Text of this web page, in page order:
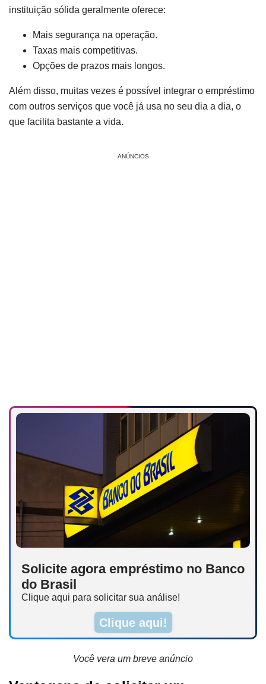
instituição sólida geralmente oferece:
Mais segurança na operação.
Taxas mais competitivas.
Opções de prazos mais longos.
Além disso, muitas vezes é possível integrar o empréstimo
com outros serviços que você já usa no seu dia a dia, o
que facilita bastante a vida.
ANÚNCIOS
Solicite agora empréstimo no Banco
do Brasil
Clique aqui para solicitar sua análise!
Clique aqui!
Você vera um breve anúncio